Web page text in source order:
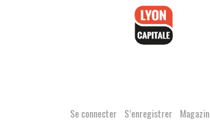
Se connecter S’enregistrer